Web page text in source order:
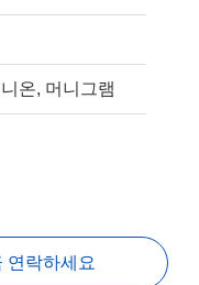
온, 머니그램
연락하세요